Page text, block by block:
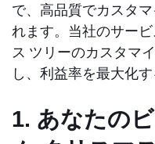
で、高品質でカスタ
れます。当社のサー
ス ツリーのカスタマ
し、利益率を最大化
1. あなたの